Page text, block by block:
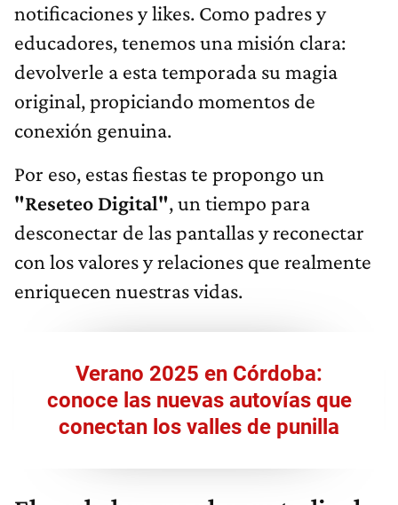
notificaciones y likes. Como padres y
educadores, tenemos una misión clara:
devolverle a esta temporada su magia
original, propiciando momentos de
conexión genuina.
Por eso, estas fiestas te propongo un
"Reseteo Digital", un tiempo para
desconectar de las pantallas y reconectar
con los valores y relaciones que realmente
enriquecen nuestras vidas.
Verano 2025 en Córdoba:
conoce las nuevas autovías que
conectan los valles de punilla